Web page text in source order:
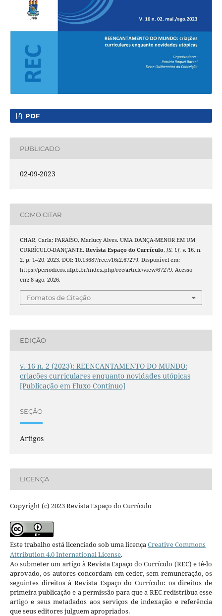
PDF
PUBLICADO
02-09-2023
COMO CITAR
CHAR, Carla; PARAÍSO, Marlucy Alves. UMA DANÇA-MENOR EM UM
CURRÍCULO-DANÇANTE. Revista Espaço do Currículo, [S. l.], v. 16, n.
2, p. 1–20, 2023. DOI: 10.15687/rec.v16i2.67279. Disponível em:
https://periodicos.ufpb.br/index.php/rec/article/view/67279. Acesso
em: 8 ago. 2026.
Fomatos de Citação
EDIÇÃO
v. 16 n. 2 (2023): REENCANTAMENTO DO MUNDO:
criações curriculares enquanto novidades utópicas
[Publicação em Fluxo Contínuo]
SEÇÃO
Artigos
LICENÇA
Copyright (c) 2023 Revista Espaço do Currículo
Este trabalho está licenciado sob uma licençaCreative Commons
Attribution 4.0 International License.
Ao submeter um artigo à Revista Espaço do Currículo (REC) e tê-lo
aprovado, os autores concordam em ceder, sem remuneração, os
seguintes direitos à Revista Espaço do Currículo: os direitos de
primeira publicação e a permissão para que a REC redistribua esse
artigo e seus metadados aos serviços de indexação e referência
que seus editores julguem apropriados.